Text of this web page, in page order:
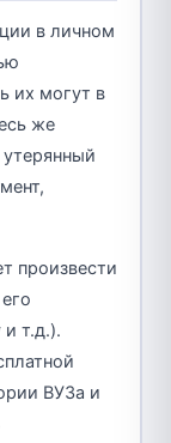
в личном
их могут в
же
произвести
и т.д.).
ВУЗа и